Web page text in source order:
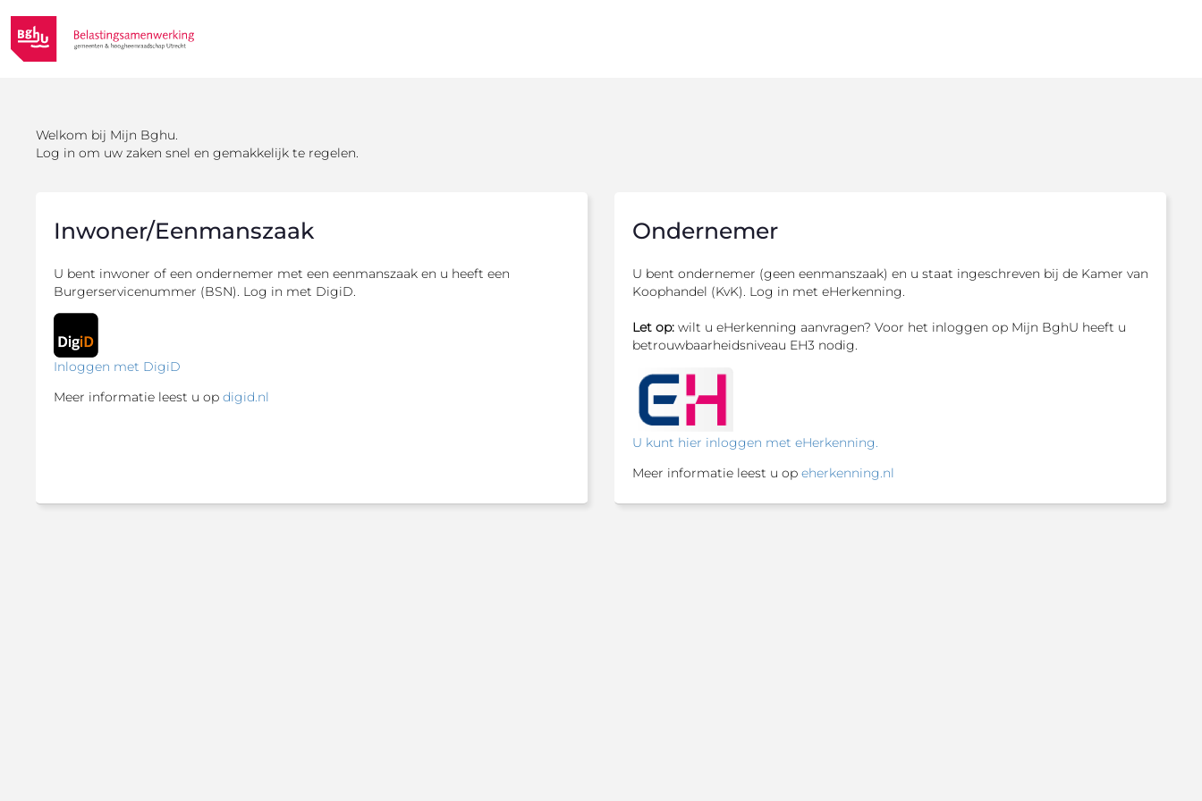
Welkom bij Mijn Bghu.
Log in om uw zaken snel en gemakkelijk te regelen.
Inwoner/Eenmanszaak
U bent inwoner of een ondernemer met een eenmanszaak en u heeft een
Burgerservicenummer (BSN). Log in met DigiD.
Inloggen met DigiD
Meer informatie leest u op digid.nl
Ondernemer
U bent ondernemer (geen eenmanszaak) en u staat ingeschreven bij de Kamer van
Koophandel (KvK). Log in met eHerkenning.
Let op: wilt u eHerkenning aanvragen? Voor het inloggen op Mijn BghU heeft u
betrouwbaarheidsniveau EH3 nodig.
U kunt hier inloggen met eHerkenning.
Meer informatie leest u op eherkenning.nl